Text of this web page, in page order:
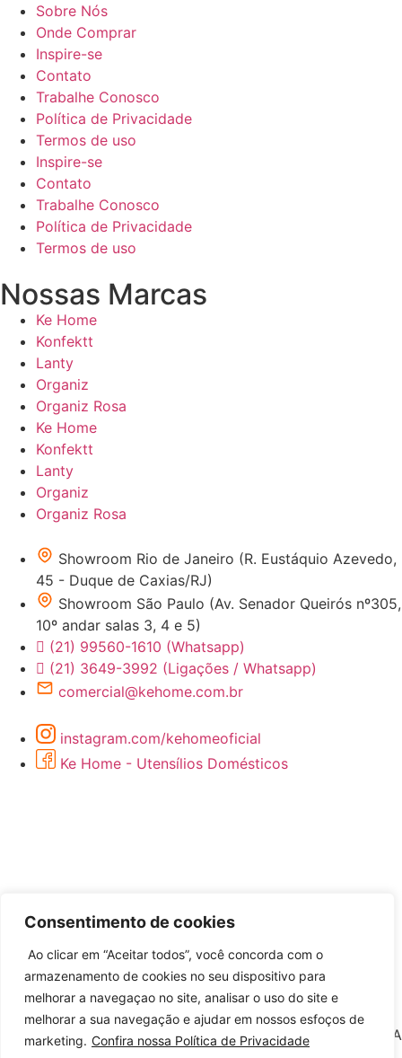
Consentimento de cookies
Ao clicar em “Aceitar todos”, você concorda com o
armazenamento de cookies no seu dispositivo para
melhorar a navegaçao no site, analisar o uso do site e
melhorar a sua navegação e ajudar em nossos esfoços de
marketing. Confira nossa Política de Privacidade
Sobre Nós
Onde Comprar
Inspire-se
Contato
Trabalhe Conosco
Política de Privacidade
Termos de uso
Inspire-se
Contato
Trabalhe Conosco
Política de Privacidade
Termos de uso
Nossas Marcas
Ke Home
Konfektt
Lanty
Organiz
Organiz Rosa
Ke Home
Konfektt
Lanty
Organiz
Organiz Rosa
Showroom Rio de Janeiro (R. Eustáquio Azevedo,
45 - Duque de Caxias/RJ)
Showroom São Paulo (Av. Senador Queirós nº305,
10º andar salas 3, 4 e 5)
(21) 99560-1610 (Whatsapp)
(21) 3649-3992 (Ligações / Whatsapp)
comercial@kehome.com.br
instagram.com/kehomeoficial
Ke Home - Utensílios Domésticos
Desenvolvido por
©2026 KEHOME COMERCIO DE ARTIGOS DE BAZAR LTDA